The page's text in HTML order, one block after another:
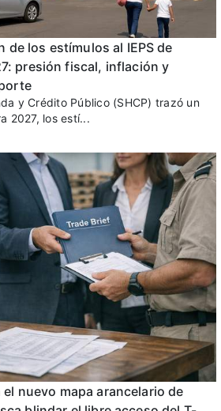
de los estímulos al IEPS de
presión fiscal, inflación y
y Crédito Público (SHCP) trazó un
2027, los estí...
nuevo mapa arancelario de